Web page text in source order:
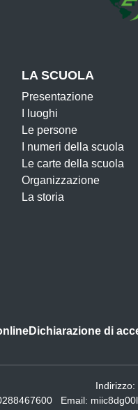
LA SCUOLA
Presentazione
I luoghi
Le persone
I numeri della scuola
Le carte della scuola
Organizzazione
La storia
Dichiarazione di
Indirizzo:
Email: